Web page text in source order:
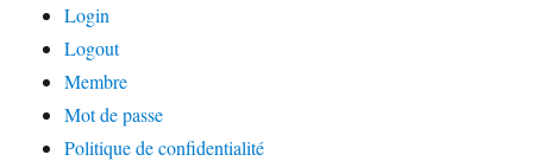
Login
Logout
Membre
Mot de passe
Politique de confidentialité